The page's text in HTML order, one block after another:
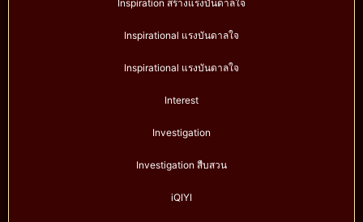
Inspiration สร้างแรงบันดาลใจ
Inspirational แรงบันดาลใจ
Inspirational แรงบันดาลใจ
Interest
Investigation
Investigation สืบสวน
iQIYI